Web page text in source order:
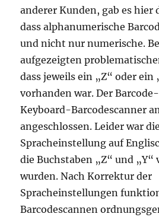
anderer Kunden, gab es hier
dass alphanumerische
und nicht nur numerische.
aufgezeigten
dass jeweils ein „Z“ oder ein
vorhanden war. Der
Keyboard-Barcodescanner
angeschlossen. Leider war die
Spracheinstellung auf
die Buchstaben „Z“ und „Y“
wurden. Nach Korrektur der
Spracheinstellungen
Barcodescannen